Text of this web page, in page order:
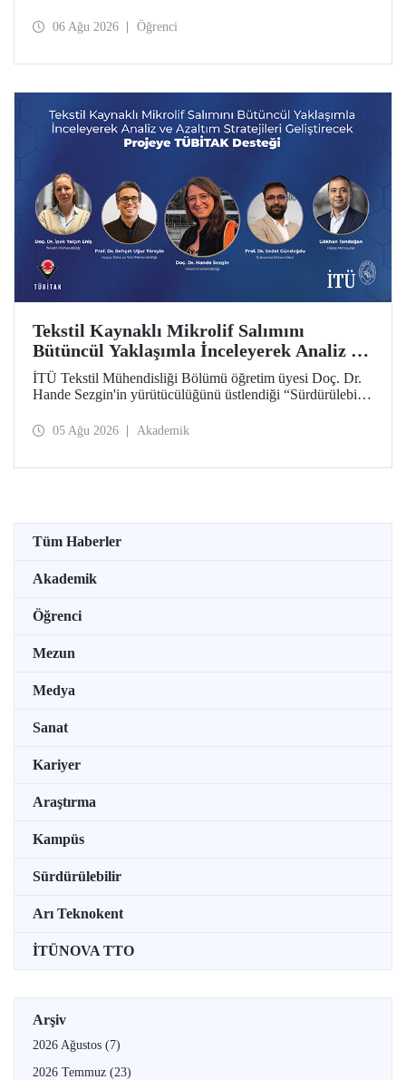
Temmuz tarihlerinde ABD’de dünyanın önde gelen
06 Ağu 2026 Öğrenci
Tekstil Kaynaklı Mikrolif Salımını
Bütüncül Yaklaşımla İnceleyerek Analiz ve
Azaltım Stratejileri Geliştirecek Projeye
TÜBİTAK Desteği
İTÜ Tekstil Mühendisliği Bölümü öğretim üyesi Doç. Dr.
Hande Sezgin'in yürütücülüğünü üstlendiği “Sürdürülebilir
Koşullarına Bağlı Mikrolif Salımı: Aşınma, UV Maruziyeti
05 Ağu 2026 Akademik
Tüm Haberler
Akademik
Öğrenci
Mezun
Medya
Sanat
Kariyer
Araştırma
Kampüs
Sürdürülebilir
Arı Teknokent
İTÜNOVA TTO
Arşiv
2026 Ağustos (7)
2026 Temmuz (23)